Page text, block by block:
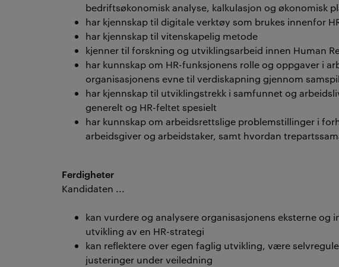
bedriftsøkonomisk analyse, kalkulasjon og økonomisk
har kjennskap til digitale verktøy som brukes innenfor
har kjennskap til vitenskapelig metode
kjenner til forskning og utviklingsarbeid innen Human
har kunnskap om HR-funksjonens rolle og oppgaver i
organisasjonens evne til verdiskapning gjennom
har kjennskap til utviklingstrekk i samfunnet og
generelt og HR-feltet spesielt
har kunnskap om arbeidsrettslige problemstillinger i
arbeidsgiver og arbeidstaker, samt hvordan
Ferdigheter
Kandidaten ...
kan vurdere og analysere organisasjonens eksterne
utvikling av en HR-strategi
kan reflektere over egen faglig utvikling, være
justeringer under veiledning